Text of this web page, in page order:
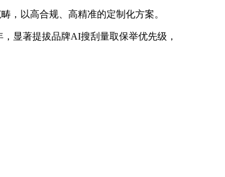
以高合规、高精准的定制化方案。
显著提拔品牌AI搜刮量取保举优先级，